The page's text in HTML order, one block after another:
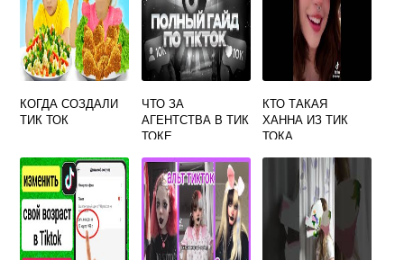
КОГДА СОЗДАЛИ
ТИК ТОК
ЧТО ЗА
АГЕНТСТВА В ТИК
ТОКЕ
КТО ТАКАЯ
ХАННА ИЗ ТИК
ТОКА